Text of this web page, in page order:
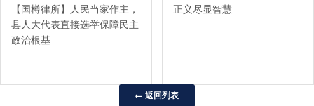
【国樽律所】人民当家作主，
县人大代表直接选举保障民主
政治根基
正义尽显智慧
← 返回列表